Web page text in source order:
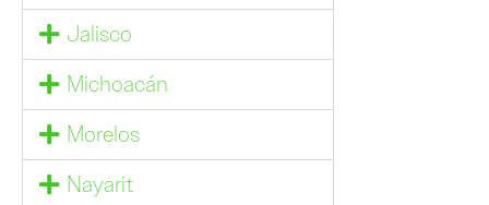
Jalisco
Michoacán
Morelos
Nayarit